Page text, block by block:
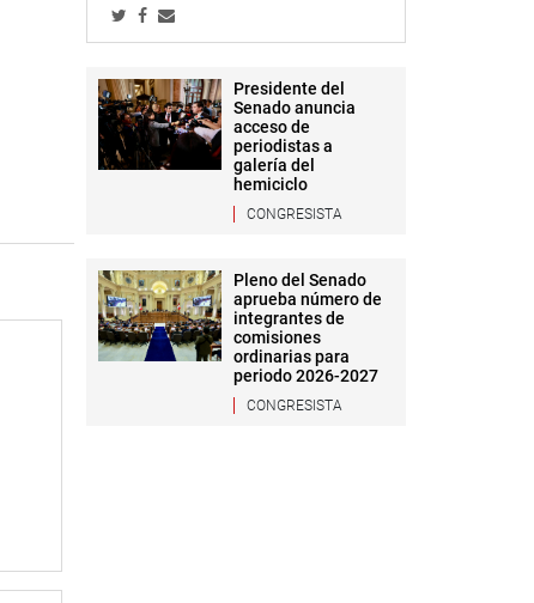
Presidente del
Senado anuncia
acceso de
periodistas a
galería del
hemiciclo
CONGRESISTA
Pleno del Senado
aprueba número de
integrantes de
comisiones
ordinarias para
periodo 2026-2027
CONGRESISTA